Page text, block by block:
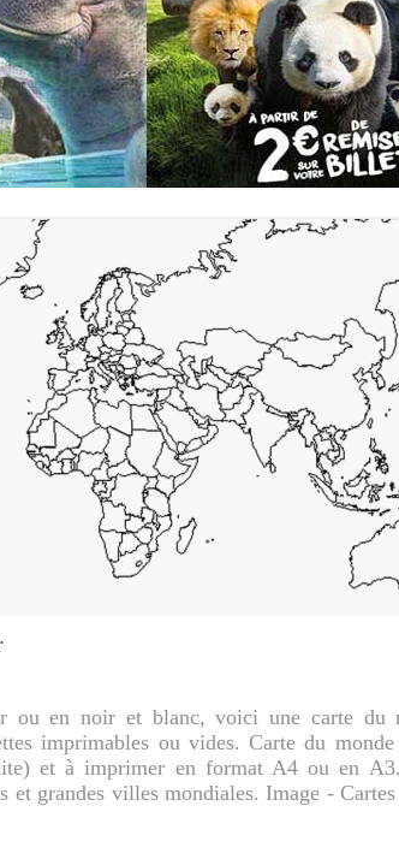
ou en noir et blanc, voici une carte du
imprimables ou vides. Carte du
et à imprimer en format A4 ou en
et grandes villes mondiales. Image -